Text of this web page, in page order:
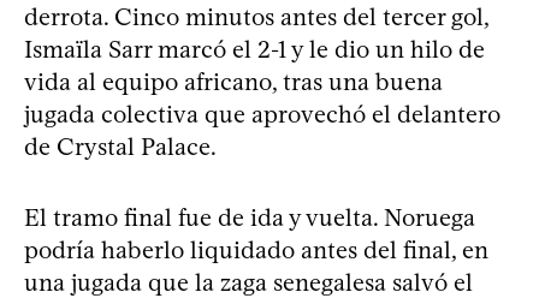
derrota. Cinco minutos antes del tercer gol,
Ismaïla Sarr marcó el 2-1 y le dio un hilo de
vida al equipo africano, tras una buena
jugada colectiva que aprovechó el delantero
de Crystal Palace.
El tramo final fue de ida y vuelta. Noruega
podría haberlo liquidado antes del final, en
una jugada que la zaga senegalesa salvó el